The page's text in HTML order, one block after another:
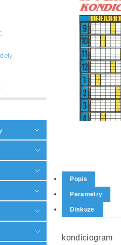
Popis
Parametry
Diskuze
kondiciogram